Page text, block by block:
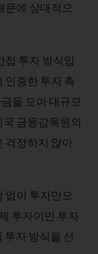
문에 상대적으
접 투자 방식입
인증한 투자 촉
을 모아 대규모
금융감독원의
걱정하지 않아
없이 투자만으
투자이민 투자
투자 방식을 선